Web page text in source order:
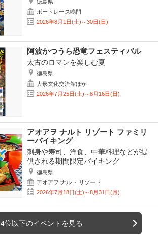
徳島県
ボートレース鳴門
2026年8月1日(土)～30日(日)
阿波かつうら恐竜フェスティバル
太古のロマンを楽しむ夏
徳島県
人形文化交流館ほか
2026年7月25日(土)～8月16日(日)
アオアヲ ナルト リゾート ファミリ
ーバイキング
刺身や寿司、洋食、中華料理などが提
供される期間限定バイキング
徳島県
アオアヲ ナルト リゾート
2026年7月18日(土)～8月31日(月)
4位以下のイベントを見る